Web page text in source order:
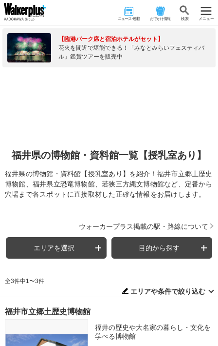
ニュース･連載 おでかけ情報 検 索 メニュー
【臨港パーク席と宿泊ホテルがセット】
花火を間近で堪能できる！「みなとみらいフェスティバ
ル」鑑賞ツアーを販売中
福井県の博物館・資料館一覧【授乳室あり】
福井県の博物館・資料館【授乳室あり】を紹介！福井市立郷土歴史
博物館、福井県立恐竜博物館、若狭三方縄文博物館など、定番から
穴場まで各スポットに直接取材した正確な情報をお届けします。
ウォーカープラス掲載の駅・路線について
エリアを選択 目的から探す
全3件中1〜3件
エリアや条件で絞り込む
福井市立郷土歴史博物館
福井の歴史や大名家の暮らし・文化を
学べる博物館